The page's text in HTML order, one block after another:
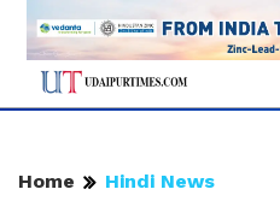
Home Hindi News